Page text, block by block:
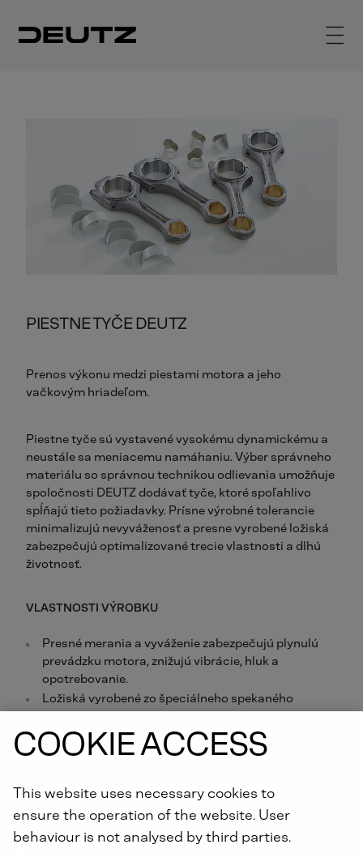
PIESTNE TYČE DEUTZ
Prenos výkonu medzi piestami motora a jeho
vačkovým hriadeľom.
Piestne tyče sú vystavené vysokému dynamickému a
neustále sa meniacemu namáhaniu. Výber správneho
materiálu so správnou technikou odlievania umožňuje
spoločnosti DEUTZ dodávať tyče, ktoré spoľahlivo
spĺňajú tieto požiadavky. Prísne výrobné tolerancie
minimalizujú nevyváženosť a presne vyrobené ložiská
zabezpečujú optimalizované trecie vlastnosti a dlhú
životnosť.
VLASTNOSTI VÝROBKU
Presné merania a vyváženie zabezpečujú plynulú
prevádzku motora, znižujú vibrácie, hluk a
opotrebovanie.
Ložiská vyrobené zo špeciálneho spekaného
materiálu zabezpečujú minimálne trenie a
vynikajúcu funkciu bezpečného chodu, čím zvyšujú
životnosť a spoľahlivosť motora.
Vedeli ste, že: Na všetky nami vykonané opravy získate
predĺženú záruku až na 5 rokov s
doživotnou zárukou
COOKIE ACCESS
This website uses necessary cookies to
ensure the operation of the website. User
behaviour is not analysed by third parties.